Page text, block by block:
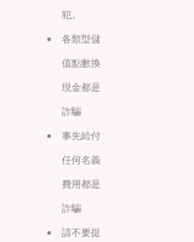
犯。
各類型儲
值點數換
現金都是
詐騙
事先給付
任何名義
費用都是
詐騙
請不要提